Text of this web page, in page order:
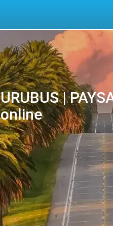
URUBUS |
online